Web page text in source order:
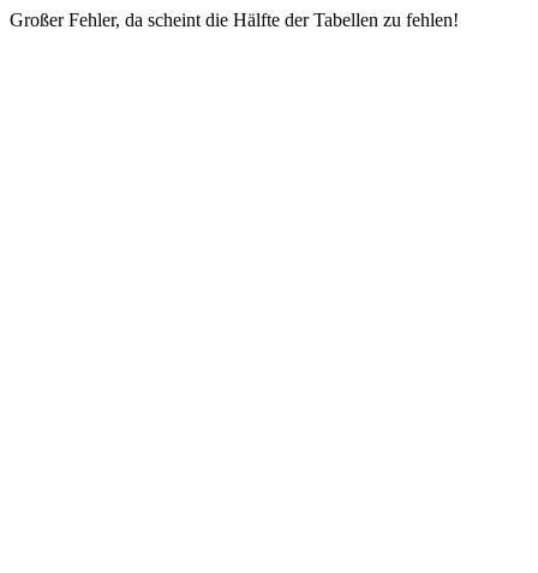
Großer Fehler, da scheint die Hälfte der Tabellen zu fehlen!